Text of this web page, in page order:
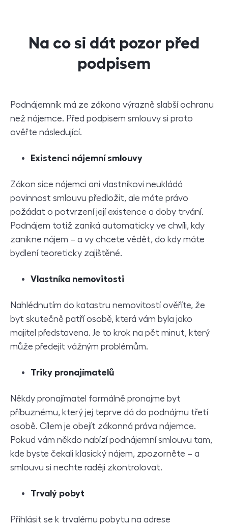
Na co si dát pozor před
podpisem
Podnájemník má ze zákona výrazně slabší ochranu
než nájemce. Před podpisem smlouvy si proto
ověřte následující.
Existenci nájemní smlouvy
Zákon sice nájemci ani vlastníkovi neukládá
povinnost smlouvu předložit, ale máte právo
požádat o potvrzení její existence a doby trvání.
Podnájem totiž zaniká automaticky ve chvíli, kdy
zanikne nájem – a vy chcete vědět, do kdy máte
bydlení teoreticky zajištěné.
Vlastníka nemovitosti
Nahlédnutím do katastru nemovitostí ověříte, že
byt skutečně patří osobě, která vám byla jako
majitel představena. Je to krok na pět minut, který
může předejít vážným problémům.
Triky pronajímatelů
Někdy pronajímatel formálně pronajme byt
příbuznému, který jej teprve dá do podnájmu třetí
osobě. Cílem je obejít zákonná práva nájemce.
Pokud vám někdo nabízí podnájemní smlouvu tam,
kde byste čekali klasický nájem, zpozorněte – a
smlouvu si nechte raději zkontrolovat.
Trvalý pobyt
Přihlásit se k trvalému pobytu na adrese